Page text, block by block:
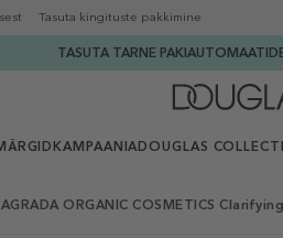
Tasuta kingituste pakkimine
TASUTA TARNE
KAMPAANIADOUGLAS
ORGANIC COSMETICS